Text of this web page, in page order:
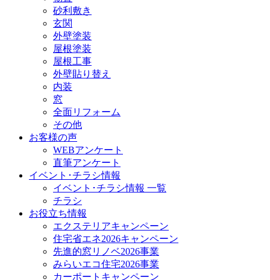
砂利敷き
玄関
外壁塗装
屋根塗装
屋根工事
外壁貼り替え
内装
窓
全面リフォーム
その他
お客様の声
WEBアンケート
直筆アンケート
イベント･チラシ情報
イベント･チラシ情報 一覧
チラシ
お役立ち情報
エクステリアキャンペーン
住宅省エネ2026キャンペーン
先進的窓リノベ2026事業
みらいエコ住宅2026事業
カーポートキャンペーン